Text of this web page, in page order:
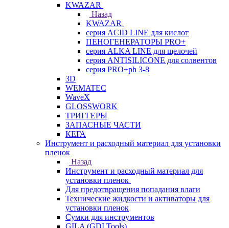
KWAZAR
Назад
KWAZAR
серия ACID LINE для кислот
ПЕНОГЕНЕРАТОРЫ PRO+
серия ALKA LINE для щелочей
серия ANTISILICONE для солвентов
серия PRO+ph 3-8
3D
WEMATEC
WaveX
GLOSSWORK
ТРИГГЕРЫ
ЗАПАСНЫЕ ЧАСТИ
КЕГА
Инструмент и расходный материал для установки
пленок
Назад
Инструмент и расходный материал для
установки пленок
Для предотвращения попадания влаги
Технические жидкости и активаторы для
установки пленок
Сумки для инструментов
GILA (GDI Tools)